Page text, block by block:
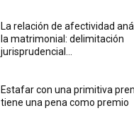
La relación de afectividad
la matrimonial: delimitación
jurisprudencial...
Estafar con una primitiva
tiene una pena como premio